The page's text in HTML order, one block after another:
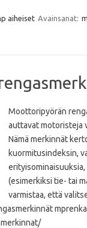
aiheiset Avainsanat:
Moottoripyörän
auttavat motoristeja
Nämä merkinnät
kuormitusindeksin,
(esimerkiksi tie- tai
varmistaa, että